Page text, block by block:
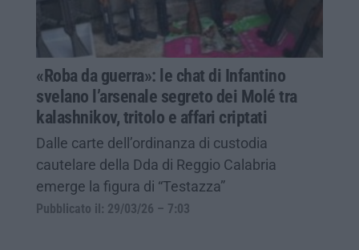
«Roba da guerra»: le chat di Infantino
svelano l’arsenale segreto dei Molé tra
kalashnikov, tritolo e affari criptati
Dalle carte dell’ordinanza di custodia
cautelare della Dda di Reggio Calabria
emerge la figura di “Testazza”
Pubblicato il: 29/03/26 – 7:03